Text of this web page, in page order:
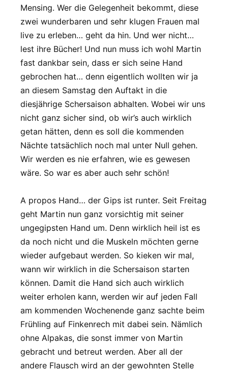
Mensing. Wer die Gelegenheit bekommt, diese
zwei wunderbaren und sehr klugen Frauen mal
live zu erleben… geht da hin. Und wer nicht…
lest ihre Bücher! Und nun muss ich wohl Martin
fast dankbar sein, dass er sich seine Hand
gebrochen hat… denn eigentlich wollten wir ja
an diesem Samstag den Auftakt in die
diesjährige Schersaison abhalten. Wobei wir uns
nicht ganz sicher sind, ob wir’s auch wirklich
getan hätten, denn es soll die kommenden
Nächte tatsächlich noch mal unter Null gehen.
Wir werden es nie erfahren, wie es gewesen
wäre. So war es aber auch sehr schön!
A propos Hand… der Gips ist runter. Seit Freitag
geht Martin nun ganz vorsichtig mit seiner
ungegipsten Hand um. Denn wirklich heil ist es
da noch nicht und die Muskeln möchten gerne
wieder aufgebaut werden. So kieken wir mal,
wann wir wirklich in die Schersaison starten
können. Damit die Hand sich auch wirklich
weiter erholen kann, werden wir auf jeden Fall
am kommenden Wochenende ganz sachte beim
Frühling auf Finkenrech mit dabei sein. Nämlich
ohne Alpakas, die sonst immer von Martin
gebracht und betreut werden. Aber all der
andere Flausch wird an der gewohnten Stelle